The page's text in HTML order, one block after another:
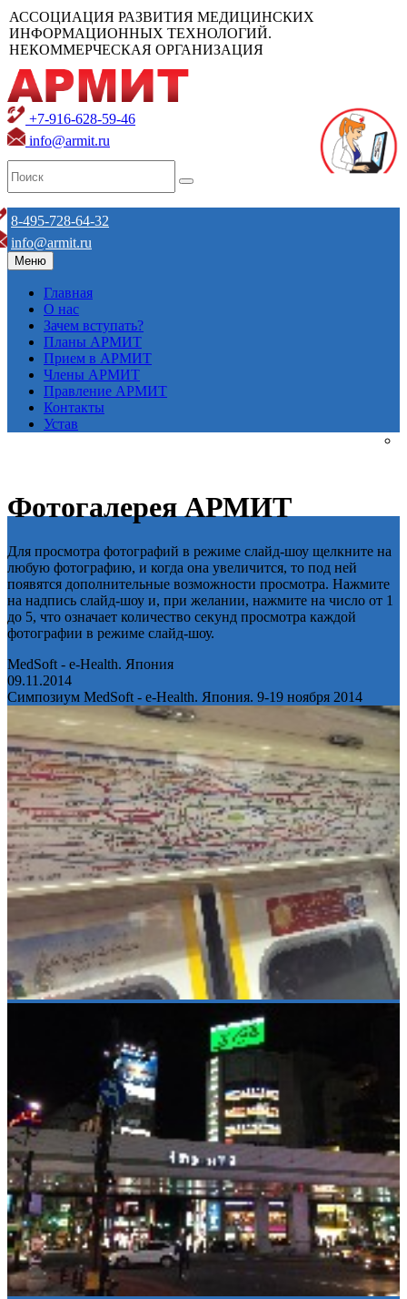
АССОЦИАЦИЯ РАЗВИТИЯ МЕДИЦИНСКИХ
ИНФОРМАЦИОННЫХ ТЕХНОЛОГИЙ.
НЕКОММЕРЧЕСКАЯ ОРГАНИЗАЦИЯ
+7-916-628-59-46
info@armit.ru
8-495-728-64-32
info@armit.ru
Меню
Главная
О нас
Зачем вступать?
Планы АРМИТ
Прием в АРМИТ
Члены АРМИТ
Правление АРМИТ
Контакты
Устав
Фотогалерея АРМИТ
Для просмотра фотографий в режиме слайд-шоу щелкните на
любую фотографию, и когда она увеличится, то под ней
появятся дополнительные возможности просмотра. Нажмите
на надпись слайд-шоу и, при желании, нажмите на число от 1
до 5, что означает количество секунд просмотра каждой
фотографии в режиме слайд-шоу.
MedSoft - e-Health. Япония
09.11.2014
Симпозиум MedSoft - e-Health. Япония. 9-19 ноября 2014